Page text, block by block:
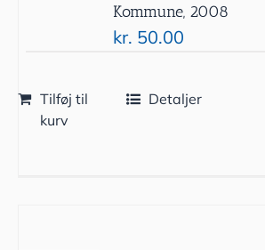
Kommune, 2008
kr. 50.00
Tilføj til
kurv
Detaljer